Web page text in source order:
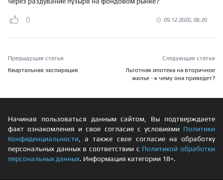
0 09.12.2020, 06:20
Предыдущая статья
Квартальная экспирация
Следующая статья
Льготная ипотека на вторичное
жилье - к чему она приведет?
Начиная пользоваться данным сайтом, Вы подтверждаете
факт ознакомления и свое согласие с условиями Политики
Конфиденциальности, а также свое согласие на обработку
персональных данных в соответствии с Политикой обработки
персональных данных. Информация категории 18+.